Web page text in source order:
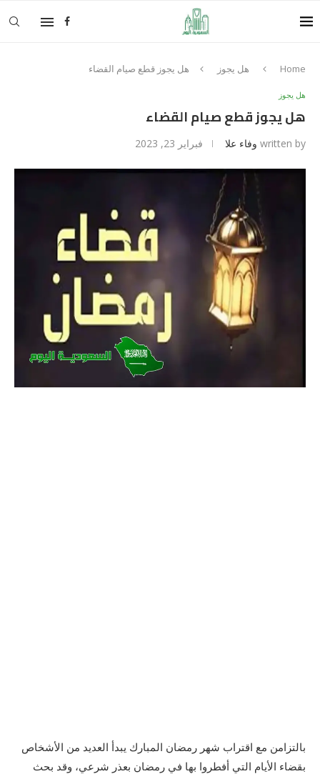
Home هل يجوز هل يجوز قطع صيام القضاء
هل يجوز
هل يجوز قطع صيام القضاء
written by وفاء علا فبراير 23, 2023
بالتزامن مع اقتراب شهر رمضان المبارك يبدأ العديد من الأشخاص
بقضاء الأيام التي أفطروا بها في رمضان بعذر شرعي، وقد بحث